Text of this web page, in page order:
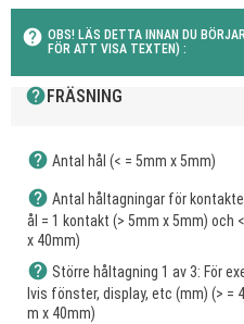
help OBS! LÄS DETTA INNAN DU
FÖR ATT VISA TEXTEN) :
helpFRÄSNING
help Antal hål (< = 5mm x 5mm)
help Antal håltagningar för
ål = 1 kontakt (> 5mm x 5mm) och
x 40mm)
help Större håltagning 1 av 3: För
lvis fönster, display, etc (mm) (> =
m x 40mm)